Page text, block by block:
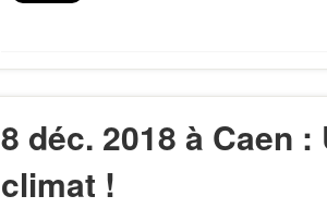
8 déc. 2018 à Caen
climat !